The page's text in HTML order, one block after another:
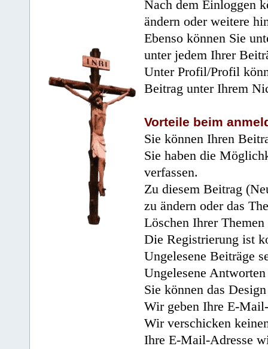
Nach dem Einloggen
ändern oder weitere
Ebenso können Sie
unter jedem Ihrer
Unter Profil/Profil
Beitrag unter Ihrem
Vorteile beim
Sie können Ihren
Sie haben die
verfassen.
Zu diesem Beitrag
zu ändern oder das
Löschen Ihrer
Die Registrierung ist
Ungelesene Beiträge
Ungelesene
Sie können das
Wir geben Ihre E-
Wir verschicken
Ihre E-Mail-Adresse